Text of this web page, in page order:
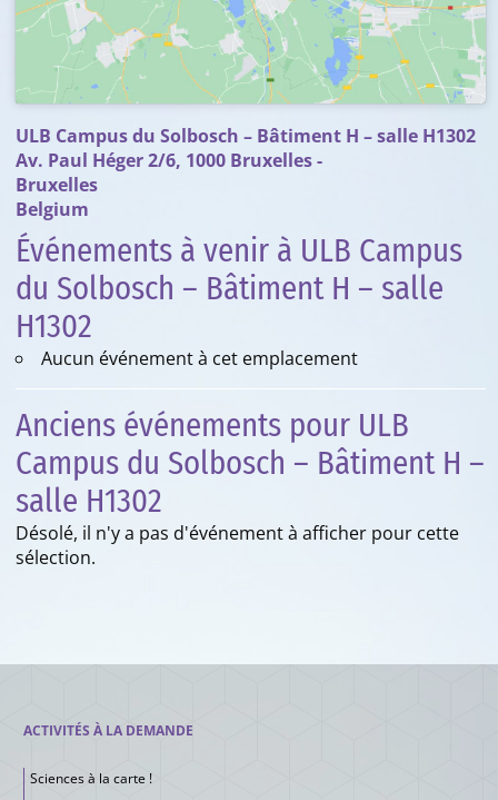
ULB Campus du Solbosch – Bâtiment H – salle H1302
Av. Paul Héger 2/6, 1000 Bruxelles -
Bruxelles
Belgium
Événements à venir à ULB Campus
du Solbosch – Bâtiment H – salle
H1302
Aucun événement à cet emplacement
Anciens événements pour ULB
Campus du Solbosch – Bâtiment H –
salle H1302
Désolé, il n'y a pas d'événement à afficher pour cette
sélection.
ACTIVITÉS À LA DEMANDE
Sciences à la carte !